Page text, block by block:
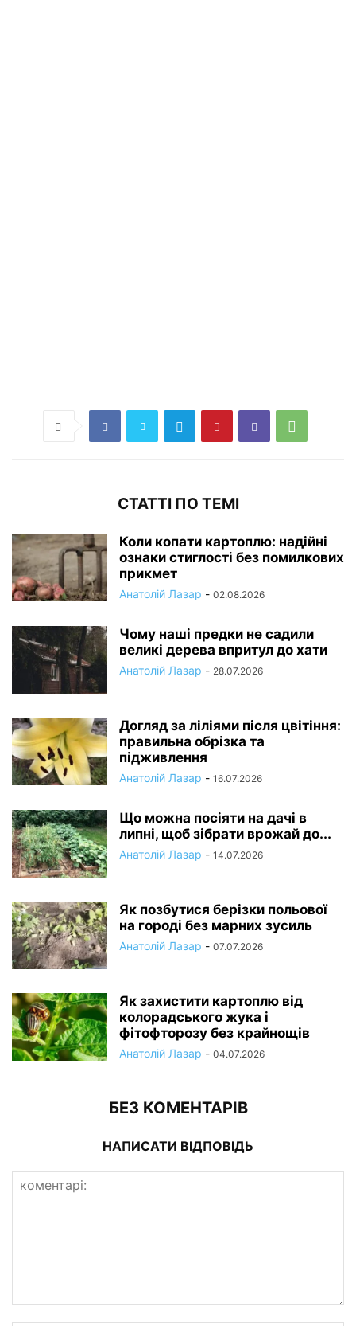
СТАТТІ ПО ТЕМІ
Коли копати картоплю: надійні
ознаки стиглості без помилкових
прикмет
Анатолій Лазар - 02.08.2026
Чому наші предки не садили
великі дерева впритул до хати
Анатолій Лазар - 28.07.2026
Догляд за ліліями після цвітіння:
правильна обрізка та
підживлення
Анатолій Лазар - 16.07.2026
Що можна посіяти на дачі в
липні, щоб зібрати врожай до...
Анатолій Лазар - 14.07.2026
Як позбутися берізки польової
на городі без марних зусиль
Анатолій Лазар - 07.07.2026
Як захистити картоплю від
колорадського жука і
фітофторозу без крайнощів
Анатолій Лазар - 04.07.2026
БЕЗ КОМЕНТАРІВ
НАПИСАТИ ВІДПОВІДЬ